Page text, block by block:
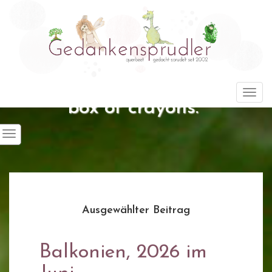
"Life is about using the whole
box of crayons."
Ausgewählter Beitrag
Balkonien, 2026 im